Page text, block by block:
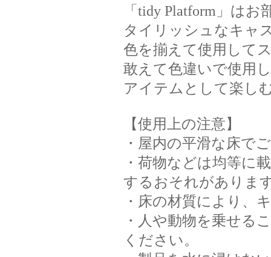
「tidy Platform」は
タイリッシュなキャ
色を揃えて使用して
敢えて色違いで使用
アイテムとして楽し
【使用上の注意】
・屋内の平滑な床で
・荷物などは均等に
するおそれがありま
・床の材質により、
・人や動物を乗せる
ください。